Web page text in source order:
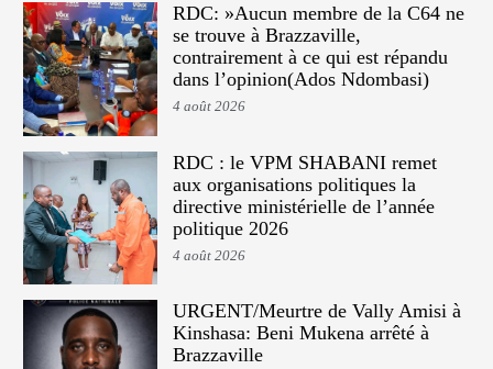
RDC: »Aucun membre de la C64 ne
se trouve à Brazzaville,
contrairement à ce qui est répandu
dans l’opinion(Ados Ndombasi)
4 août 2026
RDC : le VPM SHABANI remet
aux organisations politiques la
directive ministérielle de l’année
politique 2026
4 août 2026
URGENT/Meurtre de Vally Amisi à
Kinshasa: Beni Mukena arrêté à
Brazzaville